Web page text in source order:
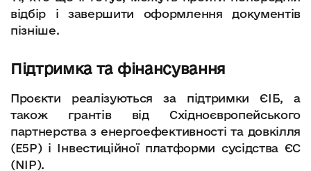
відбір і завершити оформлення документів
пізніше.
Підтримка та фінансування
Проєкти реалізуються за підтримки ЄІБ, а
також грантів від Східноєвропейського
партнерства з енергоефективності та довкілля
(E5P) і Інвестиційної платформи сусідства ЄС
(NIP).